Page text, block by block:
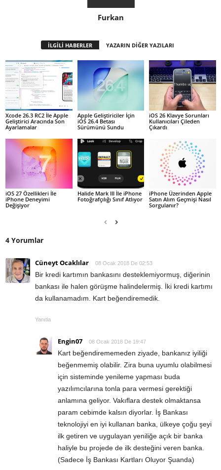
Furkan
İLGİLİ HABERLER YAZARIN DİĞER YAZILARI
Xcode 26.3 RC2 İle Apple
Geliştirici Aracında Son
Ayarlamalar
Apple Geliştiriciler İçin
iOS 26.4 Betası
Sürümünü Sundu
iOS 26 Klavye Sorunları
Kullanıcıları Çileden
Çıkardı
iOS 27 Özellikleri İle
iPhone Deneyimi
Değişiyor
Halide Mark III İle iPhone
Fotoğrafçılığı Sınıf Atlıyor
iPhone Üzerinden Apple
Satın Alım Geçmişi Nasıl
Sorgulanır?
4 Yorumlar
Cüneyt Ocaklılar 08 Ocak 2018 De 02:53
Bir kredi kartımın bankasını desteklemiyormuş, diğerinin
bankası ile halen görüşme halindelermiş. İki kredi kartımı
da kullanamadım. Kart beğendiremedik.
Yanıtla
Engin07 08 Ocak 2018 De 19:47
Kart beğendirememeden ziyade, bankanız iyiliği
beğenmemiş olabilir. Zira buna uyumlu olabilmesi
için sisteminde yenileme yapması buda
yazılımcılarına tonla para vermesi gerektiği
anlamına geliyor. Vakıflara destek olmaktansa
param cebimde kalsın diyorlar. İş Bankası
teknolojiyi en iyi kullanan banka, ülkeye çoğu şeyi
ilk getiren ve uygulayan yeniliğe açık bir banka
haliyle bu projede de ilk desteğini veren banka.
(Sadece İş Bankası Kartları Oluyor Şuanda)